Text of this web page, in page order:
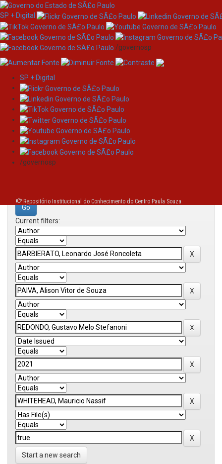
Skip
navigation
SP + Digital
/governosp
SP + Digital
/governosp
Repositório Institucional do Conhecimento do Centro Paula Souza
Search
Search:
Current filters:
Start a new search